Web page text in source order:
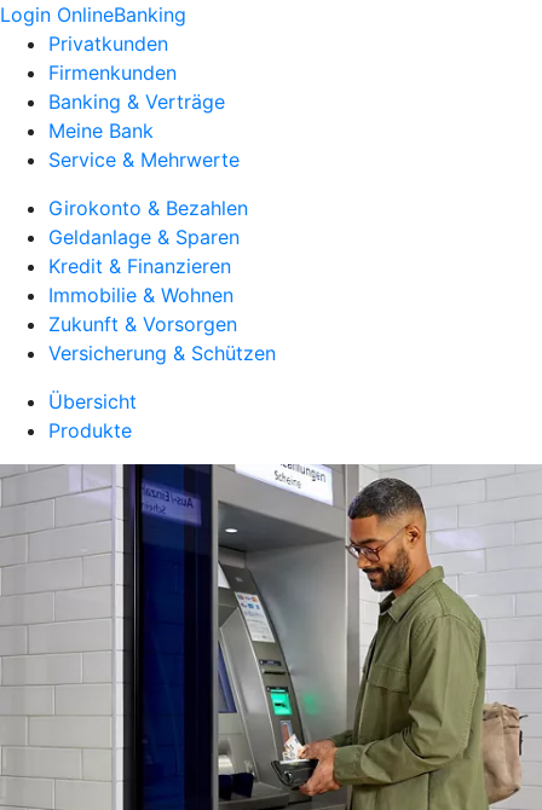
Login OnlineBanking
Privatkunden
Firmenkunden
Banking & Verträge
Meine Bank
Service & Mehrwerte
Girokonto & Bezahlen
Geldanlage & Sparen
Kredit & Finanzieren
Immobilie & Wohnen
Zukunft & Vorsorgen
Versicherung & Schützen
Übersicht
Produkte